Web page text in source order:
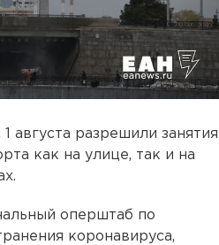
августа разрешили занятия
как на улице, так и на
оперштаб по
коронавируса,